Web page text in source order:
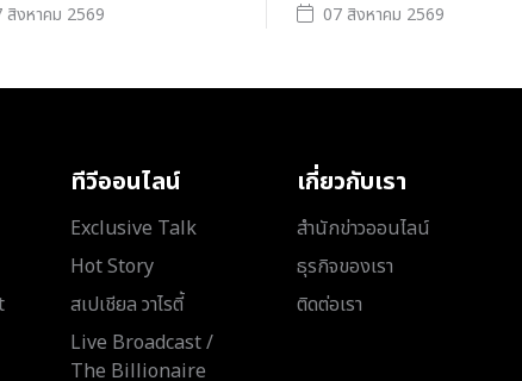
สิงหาคม 2569 07 สิงหาคม 2569
ทีวีออนไลน์
Exclusive Talk
Hot Story
สเปเชียล วาไรตี้
Live Broadcast /
The Billionaire
เกี่ยวกับเรา
สำนักข่าวออนไลน์
ธุรกิจของเรา
ติดต่อเรา